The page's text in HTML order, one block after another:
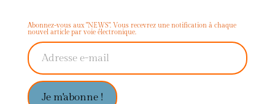
Abonnez-vous aux "NEWS". Vous recevrez une notification à chaque
nouvel article par voie électronique.
Je m'abonne !